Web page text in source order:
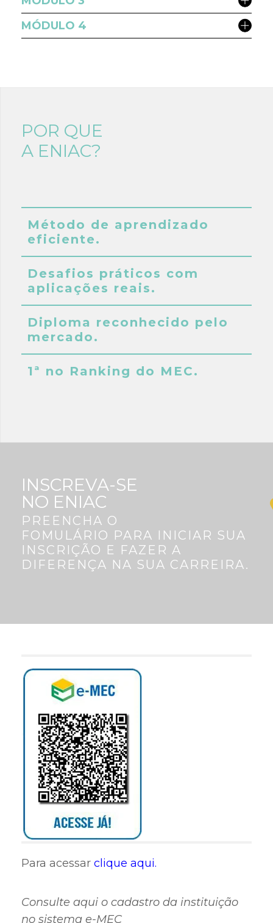
MÓDULO 4
POR QUE
A ENIAC?
Método de aprendizado
eficiente.
Desafios práticos com
aplicações reais.
Diploma reconhecido pelo
mercado.
1ª no Ranking do MEC.
INSCREVA-SE
NO ENIAC
PREENCHA O
FOMULÁRIO PARA INICIAR SUA
INSCRIÇÃO E FAZER A
DIFERENÇA NA SUA CARREIRA.
Para acessar clique aqui.
Consulte aqui o cadastro da instituição
no sistema e-MEC